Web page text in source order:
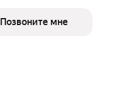
Позвоните мне